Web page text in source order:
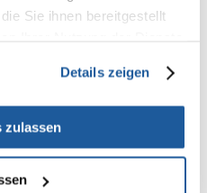
Sie ihnen bereitgestellt
Details zeigen
zulassen